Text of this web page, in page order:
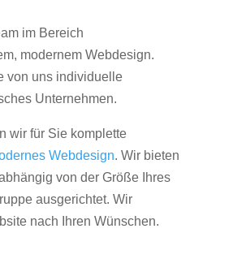
im Bereich
modernem Webdesign.
von uns individuelle
Unternehmen.
wir für Sie komplette
Webdesign. Wir bieten
von der Größe Ihres
ausgerichtet. Wir
nach Ihren Wünschen.